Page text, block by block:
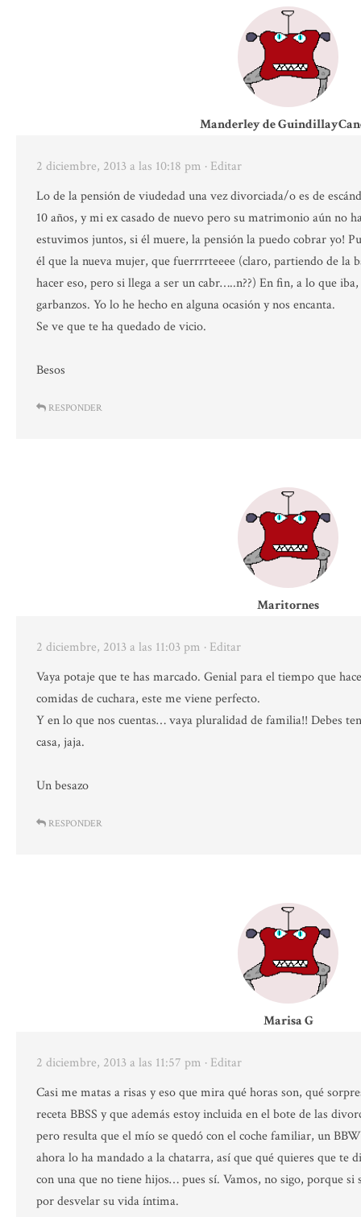
Manderley de
2 diciembre, 2013 a las 10:18 pm · Editar
Lo de la pensión de viudedad una vez divorciada/o es de
10 años, y mi ex casado de nuevo pero su matrimonio aún no
estuvimos juntos, si él muere, la pensión la puedo cobrar yo!
él que la nueva mujer, que fuerrrrteeee (claro, partiendo de la
hacer eso, pero si llega a ser un cabr…..n??) En fin, a lo que
garbanzos. Yo lo he hecho en alguna ocasión y nos encanta.
Se ve que te ha quedado de vicio.
Besos
RESPONDER
Maritornes
2 diciembre, 2013 a las 11:03 pm · Editar
Vaya potaje que te has marcado. Genial para el tiempo que
comidas de cuchara, este me viene perfecto.
Y en lo que nos cuentas… vaya pluralidad de familia!! Debes
casa, jaja.
Un besazo
RESPONDER
Marisa G
2 diciembre, 2013 a las 11:57 pm · Editar
Casi me matas a risas y eso que mira qué horas son, qué
receta BBSS y que además estoy incluida en el bote de las
pero resulta que el mío se quedó con el coche familiar, un
ahora lo ha mandado a la chatarra, así que qué quieres que te
con una que no tiene hijos… pues sí. Vamos, no sigo, porque
por desvelar su vida íntima.